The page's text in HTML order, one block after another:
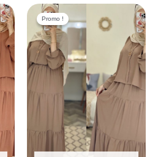
Promo !
Promo !